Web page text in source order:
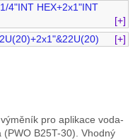
4"INT HEX+2x1"INT
[+]
[+]
pro aplikace voda-
(PWO B25T-30). Vhodný